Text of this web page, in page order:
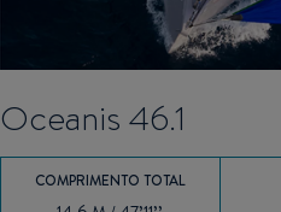
Oceanis 46.1
COMPRIMENTO TOTAL